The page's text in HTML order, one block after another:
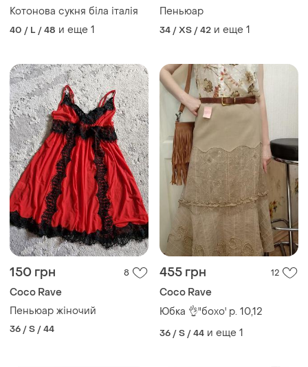
Котонова сукня біла італія
40 / L / 48 и еще 1
Пеньюар
34 / XS / 42 и еще 1
150 грн 8
Coco Rave
Пеньюар жіночий
36 / S / 44
455 грн 12
Coco Rave
Юбка 👌"бохо' р. 10,12
36 / S / 44 и еще 1